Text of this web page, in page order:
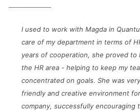
I used to work with Magda in
care of my department in terms of
years of cooperation, she proved to
the HR area - helping to keep my
concentrated on goals. She was
friendly and creative environment
company, successfully encouraging